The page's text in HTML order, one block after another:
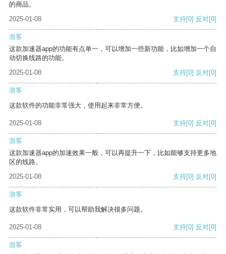
的商品。
2025-01-08
支持[0] 反对[0]
游客
这款加速器app的功能有点单一，可以增加一些新功能，比如增加一个自
动切换线路的功能。
2025-01-08
支持[0] 反对[0]
游客
这款软件的功能非常强大，使用起来非常方便。
2025-01-08 支持[0] 反对[0]
游客
这款加速器app的加速效果一般，可以再提升一下，比如能够支持更多地
区的线路。
2025-01-08
支持[0] 反对[0]
游客
这款软件非常实用，可以帮助我解决很多问题。
2025-01-08 支持[0] 反对[0]
游客